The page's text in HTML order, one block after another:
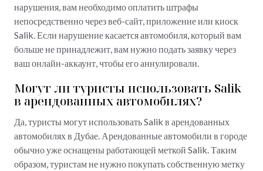
нарушения, вам необходимо оплатить штрафы
непосредственно через веб-сайт, приложение или киоск
Salik. Если нарушение касается автомобиля, который вам
больше не принадлежит, вам нужно подать заявку через
ваш онлайн-аккаунт, чтобы его аннулировали.
Могут ли туристы использовать Salik
в арендованных автомобилях?
Да, туристы могут использовать Salik в арендованных
автомобилях в Дубае. Арендованные автомобили в городе
обычно уже оснащены работающей меткой Salik. Таким
образом, туристам не нужно покупать собственную метку